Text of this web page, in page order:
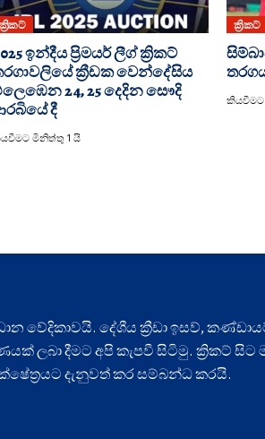
ක්‍රිකට්
ඉන්දීය ප්‍රිමයර් ලීග් ක්‍රිකට්
ක්‍රීඩක වෙන්දේසිය
24, 25 දෙදින සෞදි
දී
මිනිත්තු 1 යි
ක්‍රිකට්
කියවීමට
වේදිකාවයි. දේශීය ක්‍රීඩා ඉසව්,
ලබා දීමට අපි කැපවී සිටිමු. ක්‍රිකට් සිට
ක්ෂේත්‍රයට දැනුවත් කර සම්බන්ධ කරයි.